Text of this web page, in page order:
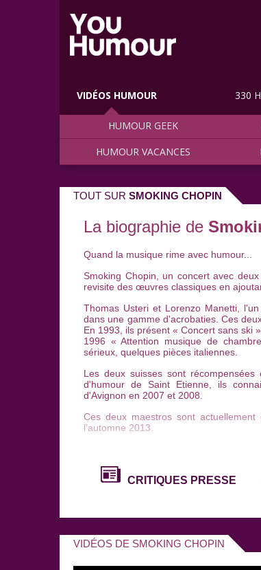
VIDÉOS HUMOUR
HUMOUR GEEK
HUMOUR VACANCES
330
TOUT SUR SMOKING CHOPIN
La biographie de
Quand la musique rime avec humour...
Smoking Chopin, un concert avec
revisite des œuvres classiques en
Thomas Usteri et Lorenzo Manetti,
dans une gamme d'acrobaties. Ces
En 1993, ils présent « Concert sans ski
1996 « Attention musique de
sérieux, quelques pièces italiennes.
Les deux suisses sont
d'humour de Saint Etienne, ils
d'Avignon en 2007 et 2008.
Ces deux maestros sont
l’automne 2013.
CRITIQUES PRESSE
VIDÉOS DE SMOKING CHOPIN